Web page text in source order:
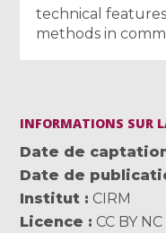
technical
methods in
INFORMATIONS SUR
Date de
Date de
Institut
CIRM
Licence
CC BY